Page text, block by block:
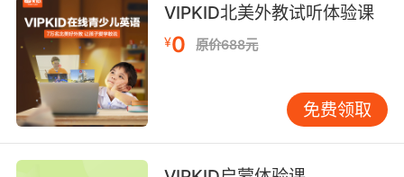
plan tomorrow. 如果明天下雨的话，我们就要放
弃这个计划了。 We will go to a picnic, if it
doesn’t rain the next weekend. 如果下周末没
有下雨的话，我们就去野餐。 It rains all the
week when I writed book in my dedroom. 当我
在卧室里写作的时候，一整周都在下雨。
当我们在写作中使用rain的时候，一定要注意rain
VIPKID北美外教试听体验课
¥0 原价688元
免费领取